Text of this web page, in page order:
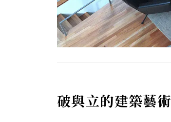
破與立的建築藝術